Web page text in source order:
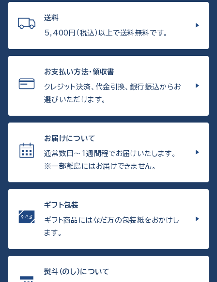
送料
5,400円（税込）以上で送料無料です。
お支払い方法・領収書
クレジット決済、代金引換、銀行振込からお
選びいただけます。
お届けについて
通常数日〜1週間程でお届けいたします。
※一部離島にはお届けできません。
ギフト包装
ギフト商品にはなだ万の包装紙をおかけし
ます。
熨斗（のし）について